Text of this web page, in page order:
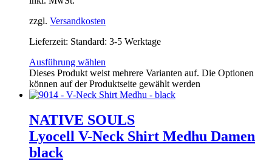
zzgl. Versandkosten
Lieferzeit: Standard: 3-5 Werktage
Ausführung wählen
Dieses Produkt weist mehrere Varianten auf. Die Optionen
können auf der Produktseite gewählt werden
NATIVE SOULS
Lyocell V-Neck Shirt Medhu Damen
black